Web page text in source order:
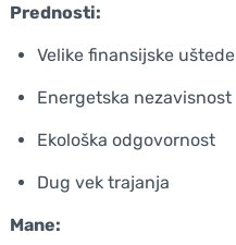
Prednosti:
Velike finansijske uštede
Energetska nezavisnost
Ekološka odgovornost
Dug vek trajanja
Mane: